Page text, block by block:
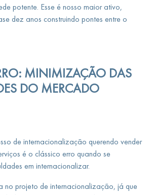
potente. Esse é nosso maior ativo,
dez anos construindo pontes entre o
MINIMIZAÇÃO DAS
DO MERCADO
de internacionalização querendo vender
é o clássico erro quando se
em internacionalizar.
no projeto de internacionalização, já que